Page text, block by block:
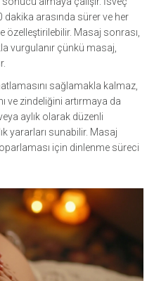
dakika arasında sürer ve her
özelleştirilebilir. Masaj sonrası,
vurgulanır çünkü masaj,
sağlamakla kalmaz,
ve zindeliğini artırmaya da
aylık olarak düzenli
yararları sunabilir. Masaj
için dinlenme süreci